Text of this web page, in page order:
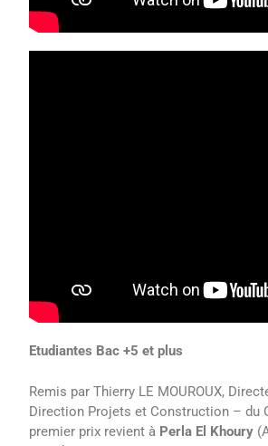
Etudiantes Bac +5 et plus
Remis par Thierry LE MOUROUX,
Direction Projets et Construction – du
premier prix revient à Perla El Khoury